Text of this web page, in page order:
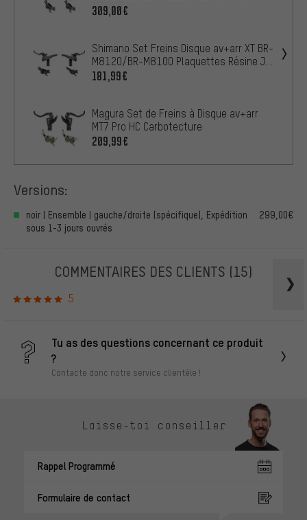
309,00€
Shimano Set Freins Disque av+arr XT BR-
M8120/BR-M8100 Plaquettes Résine J-
Kit
181,99€
Magura Set de Freins à Disque av+arr
MT7 Pro HC Carbotecture
209,99€
Versions:
noir | Ensemble | gauche/droite (spécifique), Expédition
sous 1-3 jours ouvrés
299,00€
COMMENTAIRES DES CLIENTS (15)
5
Tu as des questions concernant ce produit
?
Contacte donc notre service clientèle !
Laisse-toi conseiller
Rappel Programmé
Formulaire de contact